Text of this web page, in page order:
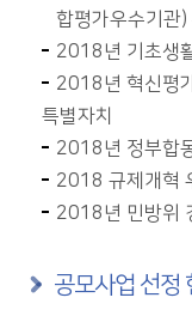
합평가우수기관)
2018년 기초생
2018년 혁신평
특별자치
2018년 정부합
2018 규제개혁
2018년 민방위
공모사업 선정